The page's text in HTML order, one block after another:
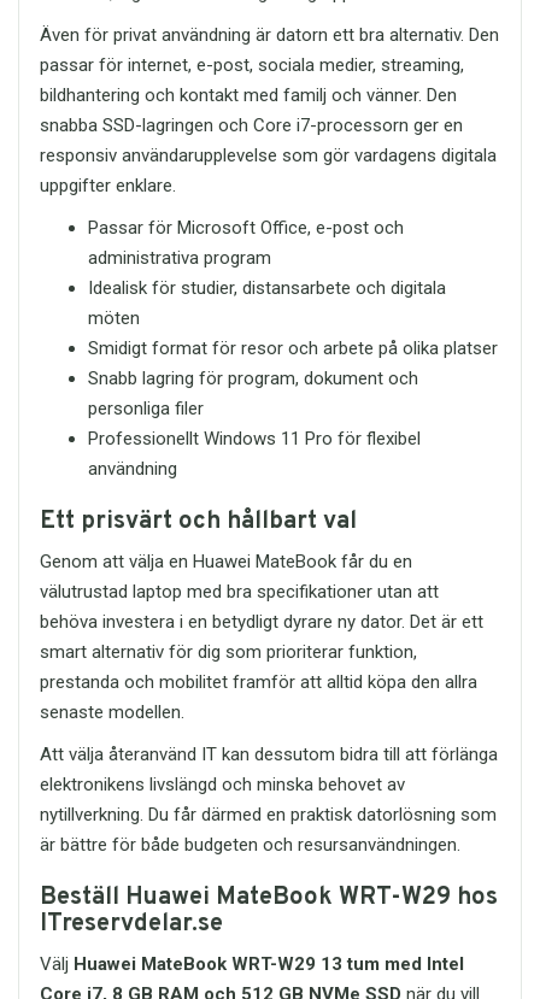
G220 till en hållbar investering för
framtiden. Säkerställ en arbetsplats där
stå i centrum varje dag.
som vill ha en enkel, snabb och
portabel lösning för dina digitala filer.
Det passar lika bra för professionella
användare som för studenter och
privatpersoner som behöver extra
lagringsutrymme i vardagen.
Med sin kombination av 64GB
kapacitet, USB 3.2-prestanda, kompakt
detta USB-flashminne ett starkt val för
effektiv filhantering. Har du frågor om
produkten eller vill veta mer innan köp
beställning? Kontakta oss gärna via e-
order@itreservdelar.se
hjälper vi dig snabbt.
Med SOLID HT-HD212 får du ett headset
som levererar stabil prestanda, tydlig
kommunikation och komfort – varje
dag.
Även för privat användning är datorn ett bra alternativ. Den
passar för internet, e-post, sociala medier, streaming,
bildhantering och kontakt med familj och vänner. Den
snabba SSD-lagringen och Core i7-processorn ger en
responsiv användarupplevelse som gör vardagens digitala
uppgifter enklare.
Passar för Microsoft Office, e-post och
administrativa program
Idealisk för studier, distansarbete och digitala
möten
Smidigt format för resor och arbete på olika platser
Snabb lagring för program, dokument och
personliga filer
Professionellt Windows 11 Pro för flexibel
användning
Ett prisvärt och hållbart val
Genom att välja en Huawei MateBook får du en
välutrustad laptop med bra specifikationer utan att
behöva investera i en betydligt dyrare ny dator. Det är ett
smart alternativ för dig som prioriterar funktion,
prestanda och mobilitet framför att alltid köpa den allra
senaste modellen.
Att välja återanvänd IT kan dessutom bidra till att förlänga
elektronikens livslängd och minska behovet av
nytillverkning. Du får därmed en praktisk datorlösning som
är bättre för både budgeten och resursanvändningen.
Beställ Huawei MateBook WRT-W29 hos
ITreservdelar.se
Välj Huawei MateBook WRT-W29 13 tum med Intel
Core i7, 8 GB RAM och 512 GB NVMe SSD när du vill